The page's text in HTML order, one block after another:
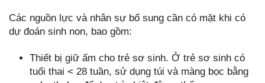
Các nguồn lực và nhân sự bổ sung cần có mặt khi có
dự đoán sinh non, bao gồm:
Thiết bị giữ ấm cho trẻ sơ sinh. Ở trẻ sơ sinh có
tuổi thai < 28 tuần, sử dụng túi và màng bọc bằng